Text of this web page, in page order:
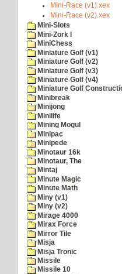
Mini-Race (v1).xex
Mini-Race (v2).xex
Mini-Slots
Mini-Zork I
MiniChess
Miniature Golf (v1)
Miniature Golf (v2)
Miniature Golf (v3)
Miniature Golf (v4)
Miniature Golf
Minibreak
Minijong
Minilife
Mining Mogul
Minipac
Minipede
Minotaur 16k
Minotaur, The
Mintaj
Minute Magic
Minute Math
Miny (v1)
Miny (v2)
Mirage 4000
Mirax Force
Mirror Tile
Misja
Misja Tronic
Missile
Missile 10